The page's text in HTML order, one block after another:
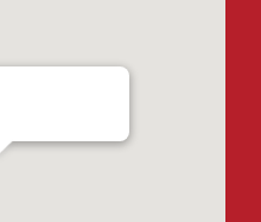
LLC - Ulaanbaatar